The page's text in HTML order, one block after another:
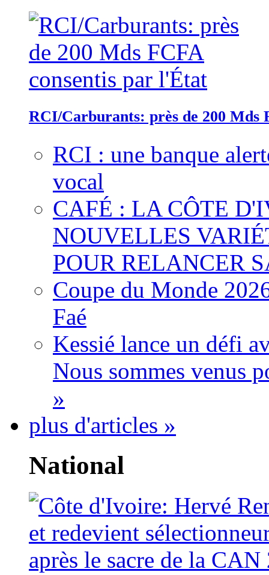
RCI/Carburants: près de 200 Mds
RCI : une banque
vocal
CAFÉ : LA CÔTE
NOUVELLES
POUR RELANCER
Coupe du Monde
Faé
Kessié lance un défi
Nous sommes venus
»
plus d'articles »
National